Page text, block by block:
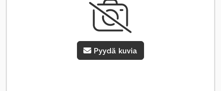
Pyydä kuvia